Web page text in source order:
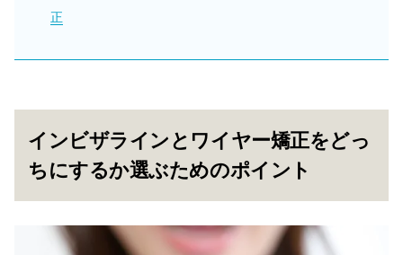
正
インビザラインとワイヤー矯正をどっ
ちにするか選ぶためのポイント